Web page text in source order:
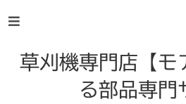
草刈機専門店【モ
る部品専門